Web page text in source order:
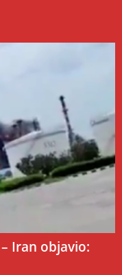
– Iran objavio: